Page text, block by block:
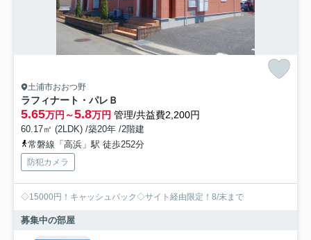
土浦市おおつ野
ラフィナート・パレＢ
5.65万円～5.8万円 管理/共益費2,200円
60.17㎡ (2LDK) /築20年 /2階建
常磐線「高浜」駅 徒歩252分
防犯カメラ
◇15000円！キャッシュバック◇サイト経由限定！8/末まで
募集中の部屋